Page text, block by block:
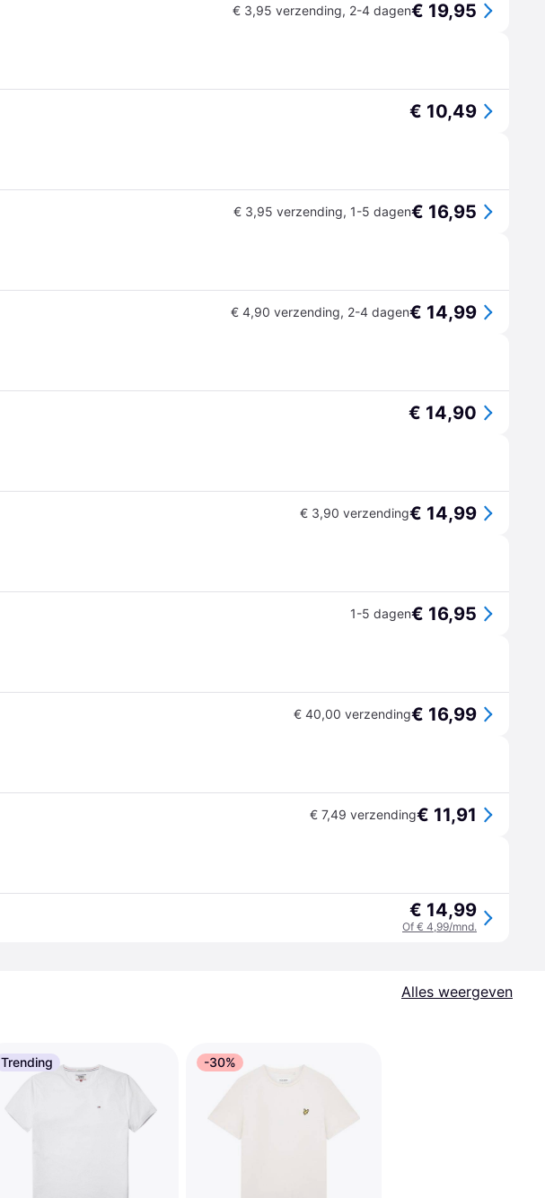
€ 3,95 verzending, 2-4 dagen€ 19,95
€ 10,49
€ 3,95 verzending, 1-5 dagen€ 16,95
€ 4,90 verzending, 2-4 dagen€ 14,99
€ 14,90
€ 3,90 verzending€ 14,99
1-5 dagen€ 16,95
€ 40,00 verzending€ 16,99
€ 7,49 verzending€ 11,91
€ 14,99
Of € 4,99/mnd.
Alles weergeven
Trending -30%